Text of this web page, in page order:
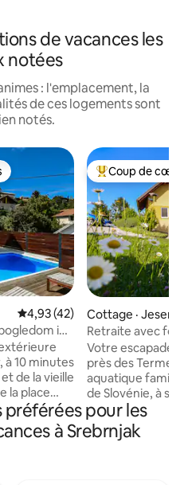
de vacances les
notées
: l'emplacement, la
de ces logements sont
notés.
les plus aimés
Note moyenne de 4,93 sur 5,
4,93 (42)
i
à 10 minutes
de la vieille
la place
est
avec le
Coup de cœur
Coup de cœur
Cottage ·
m
Retraite avec
10 minutes des
Votre escapade
près des Terme
aquatique
de Slovénie, à
Pour 7 personnes
salle de bain -
foyer et
pour les
à Srebrnjak